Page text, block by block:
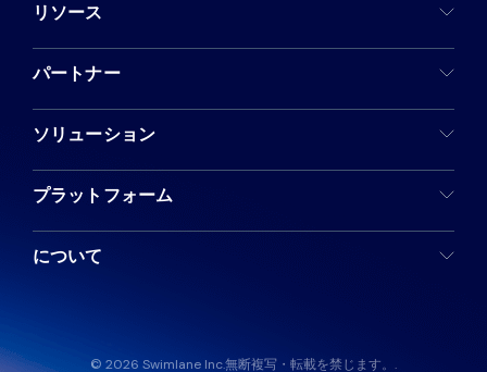
© 2026 Swimlane Inc.無断複写・転載を禁じます。.
リソース
パートナー
ソリューション
プラットフォーム
について